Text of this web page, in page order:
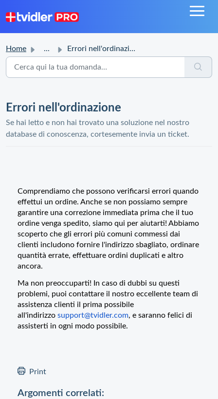
Home ... Errori nell'ordinazione
Errori nell'ordinazione
Se hai letto e non hai trovato una soluzione nel nostro
database di conoscenza, cortesemente invia un ticket.
Comprendiamo che possono verificarsi errori quando
effettui un ordine. Anche se non possiamo sempre
garantire una correzione immediata prima che il tuo
ordine venga spedito, siamo qui per aiutarti! Abbiamo
scoperto che gli errori più comuni commessi dai
clienti includono fornire l'indirizzo sbagliato, ordinare
quantità errate, effettuare ordini duplicati e altro
ancora.
Ma non preoccuparti! In caso di dubbi su questi
problemi, puoi contattare il nostro eccellente team di
assistenza clienti il prima possibile
all'indirizzo support@tvidler.com, e saranno felici di
assisterti in ogni modo possibile.
Print
Argomenti correlati: